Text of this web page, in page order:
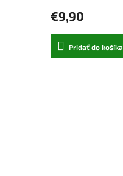
€9,90
Pridať do košíka